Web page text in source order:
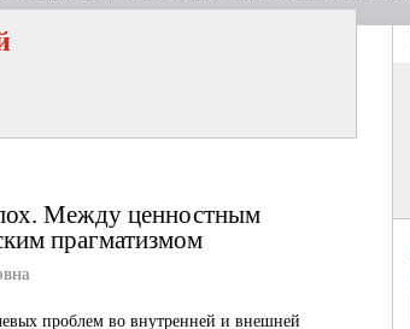
Между ценностным
прагматизмом
проблем во внутренней и внешней